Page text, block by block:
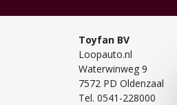
Toyfan BV
Loopauto.nl
Waterwinweg 9
7572 PD Oldenzaal
Tel. 0541-228000